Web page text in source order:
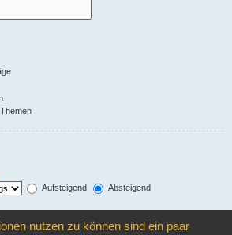
Aufsteigend
Absteigend
nutzen zu können sind ein paar